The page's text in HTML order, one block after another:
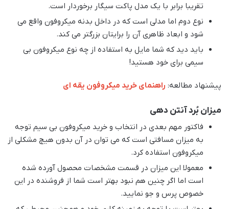
تقریبا برابر با یک مدل پاکت سیگار برخوردار است.
نوع دوم اما مدلی است که در داخل بدنه میکروفون واقع می
شود و ابعاد ظاهری آن را برایتان بزرگتر می کند.
باید دید که شما مایل به استفاده از چه نوع میکروفون بی
سیمی برای خود هستید!
پیشنهاد مطالعه: راهنمای خرید میکروفون یقه ای
میزان بُرد آنتن دهی
فاکتور مهم بعدی در انتخاب و خرید میکروفون بی سیم توجه
به میزان مسافتی است که می توان در آن بدون هیچ مشکلی از
میکروفون استفاده کرد.
معمولا این میزان در قسمت مشخصات محصول آورده شده
است اما اگر چنین هم نبود بهتر است شما از فروشنده در این
خصوص پرس و جو نمایید.